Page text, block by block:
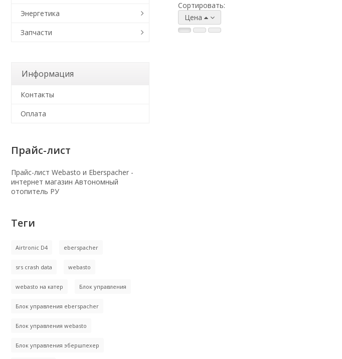
Сортировать:
Цена
Энергетика
Запчасти
Информация
Контакты
Оплата
Прайс-лист
Прайс-лист Webasto и Eberspacher -
интернет магазин Автономный
отопитель РУ
Теги
Airtronic D4 eberspacher
srs crash data webasto
webasto на катер Блок управления
Блок управления eberspacher
Блок управления webasto
Блок управления эбершпехер